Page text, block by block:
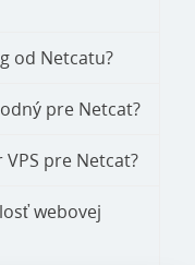
od Netcatu?
pre Netcat?
pre Netcat?
webovej